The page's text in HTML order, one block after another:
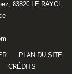
83820 LE RAYOL
PLAN DU SITE
CRÉDITS